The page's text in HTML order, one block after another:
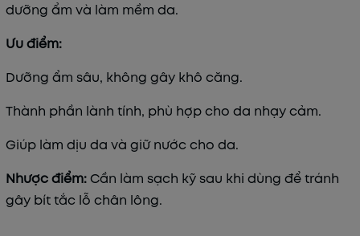
dưỡng ẩm và làm mềm da.
Ưu điểm:
Dưỡng ẩm sâu, không gây khô căng.
Thành phần lành tính, phù hợp cho da nhạy cảm.
Giúp làm dịu da và giữ nước cho da.
Nhược điểm:Cần làm sạch kỹ sau khi dùng để tránh
gây bít tắc lỗ chân lông.